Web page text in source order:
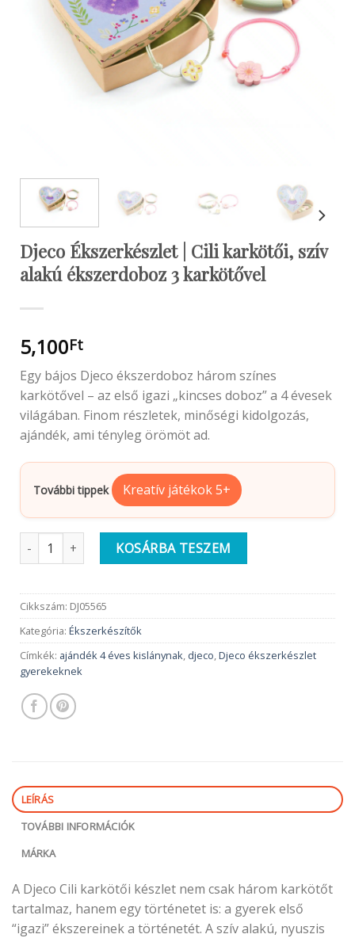
Djeco Ékszerkészlet | Cili karkötői, szív
alakú ékszerdoboz 3 karkötővel
5,100Ft
Egy bájos Djeco ékszerdoboz három színes
karkötővel – az első igazi „kincses doboz” a 4 évesek
világában. Finom részletek, minőségi kidolgozás,
ajándék, ami tényleg örömöt ad.
További tippek Kreatív játékok 5+
Djeco Ékszerkészlet | Cili karkötői, szív alakú ékszerdoboz 3
KOSÁRBA TESZEM
Cikkszám: DJ05565
Kategória: Ékszerkészítők
Címkék: ajándék 4 éves kislánynak, djeco,Djeco ékszerkészlet
gyerekeknek
LEÍRÁS
TOVÁBBI INFORMÁCIÓK
MÁRKA
A Djeco Cili karkötői készlet nem csak három karkötőt
tartalmaz, hanem egy történetet is: a gyerek első
“igazi” ékszereinek a történetét. A szív alakú, nyuszis